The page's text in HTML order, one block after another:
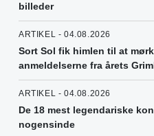
billeder
ARTIKEL - 04.08.2026
Sort Sol fik himlen til at
anmeldelserne fra årets
ARTIKEL - 04.08.2026
De 18 mest legendariske
nogensinde